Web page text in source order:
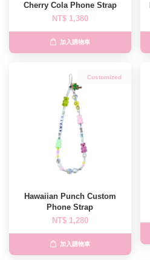
Cherry Cola Phone Strap
NT$ 1,380
加入購物車
Customized
Hawaiian Punch Custom
Phone Strap
NT$ 1,280
加入購物車